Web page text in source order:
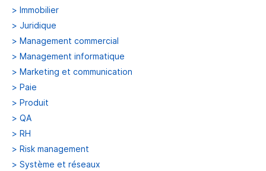
> Immobilier
> Juridique
> Management commercial
> Management informatique
> Marketing et communication
> Paie
> Produit
> QA
> RH
> Risk management
> Système et réseaux